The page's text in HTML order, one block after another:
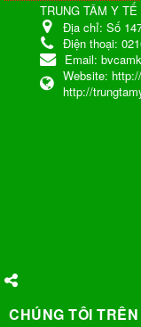
TRUNG TÂM Y
Địa chỉ: Số
Điện thoại:
Email:
Website:
http://
CHÚNG TÔI